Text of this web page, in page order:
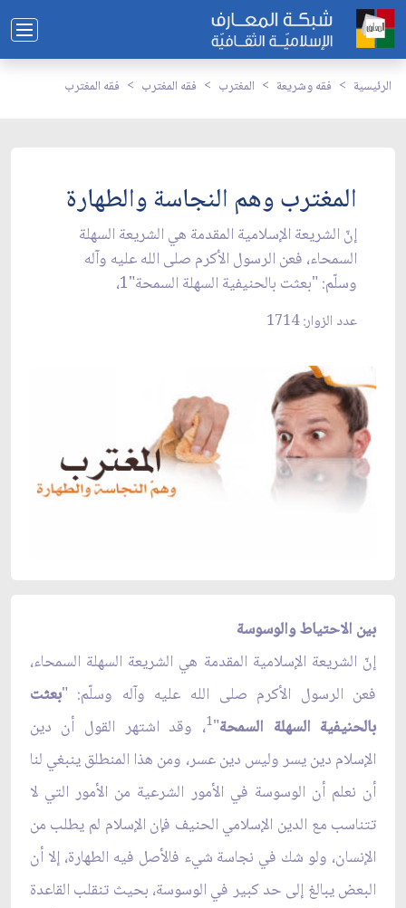
الرئيسية فقه وشريعة المغترب فقه المغترب فقه المغترب
المغترب وهم النجاسة والطهارة
إنّ الشريعة الإسلامية المقدمة هي الشريعة السهلة
السمحاء، فعن الرسول الأكرم صلى الله عليه وآله
وسلّم: "بعثت بالحنيفية السهلة السمحة"1،
عدد الزوار: 1714
بين الاحتياط والوسوسة
إنّ الشريعة الإسلامية المقدمة هي الشريعة السهلة السمحاء،
فعن الرسول الأكرم صلى الله عليه وآله وسلّم: "بعثت
بالحنيفية السهلة السمحة"
1، وقد اشتهر القول أن دين
الإسلام دين يسر وليس دين عسر، ومن هذا المنطلق ينبغي لنا
أن نعلم أن الوسوسة في الأمور الشرعية من الأمور التي لا
تتناسب مع الدين الإسلامي الحنيف فإن الإسلام لم يطلب من
الإنسان، ولو شك في نجاسة شيء فالأصل فيه الطهارة، إلا أن
البعض يبالغ إلى حد كبير في الوسوسة، بحيث تنقلب القاعدة